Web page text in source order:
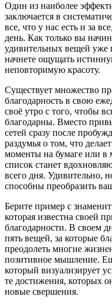
Один из наиболее
заключается в
все, что у нас есть и за
день. Как только вы
удивительных вещей уже
начнете ощущать
неповторимую красоту.
Существует множество
благодарность в свою
своё утро с того, чтобы
благодарны. Вместо
сетей сразу после
раздумья о том, что
моменты на бумаге или в
список станет
всего дня. Удивительно,
способны преобразить
Берите пример с
которая известна своей
благодарности. В своем
пять вещей, за которые
преодолеть многие
позитивное мышление.
который визуализирует
те достижения, которых
новые свершения.